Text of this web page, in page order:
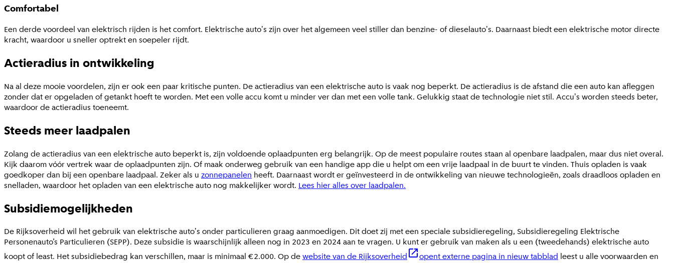
Comfortabel
Een derde voordeel van elektrisch rijden is het comfort. Elektrische auto's zijn over het algemeen veel stiller dan benzine- of dieselauto's. Daarnaast biedt een elektrische motor directe
kracht, waardoor u sneller optrekt en soepeler rijdt.
Actieradius in ontwikkeling
Na al deze mooie voordelen, zijn er ook een paar kritische punten. De actieradius van een elektrische auto is vaak nog beperkt. De actieradius is de afstand die een auto kan afleggen
zonder dat er opgeladen of getankt hoeft te worden. Met een volle accu komt u minder ver dan met een volle tank. Gelukkig staat de technologie niet stil. Accu's worden steeds beter,
waardoor de actieradius toeneemt.
Steeds meer laadpalen
Zolang de actieradius van een elektrische auto beperkt is, zijn voldoende oplaadpunten erg belangrijk. Op de meest populaire routes staan al openbare laadpalen, maar dus niet overal.
Kijk daarom vóór vertrek waar de oplaadpunten zijn. Of maak onderweg gebruik van een handige app die u helpt om een vrije laadpaal in de buurt te vinden. Thuis opladen is vaak
goedkoper dan bij een openbare laadpaal. Zeker als u zonnepanelen heeft. Daarnaast wordt er geïnvesteerd in de ontwikkeling van nieuwe technologieën, zoals draadloos opladen en
snelladen, waardoor het opladen van een elektrische auto nog makkelijker wordt. Lees hier alles over laadpalen.
Subsidiemogelijkheden
De Rijksoverheid wil het gebruik van elektrische auto's onder particulieren graag aanmoedigen. Dit doet zij met een speciale subsidieregeling, Subsidieregeling Elektrische
Personenauto’s Particulieren (SEPP). Deze subsidie is waarschijnlijk alleen nog in 2023 en 2024 aan te vragen. U kunt er gebruik van maken als u een (tweedehands) elektrische auto
koopt of least. Het subsidiebedrag kan verschillen, maar is minimaal €2.000. Op dewebsite van de Rijksoverheid opent externe pagina in nieuw tabblad leest u alle voorwaarden en